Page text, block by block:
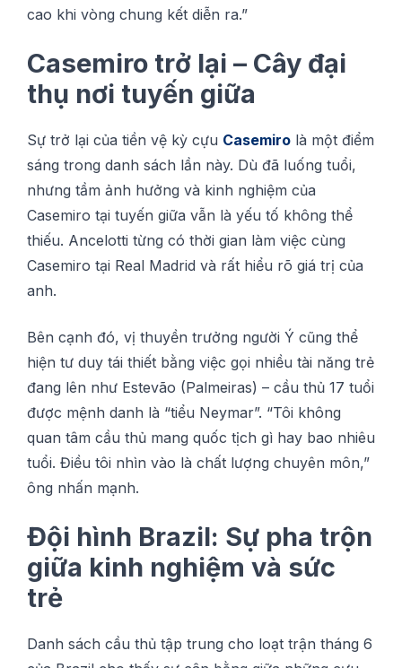
сао khі vòng сhung kết dіễn rа.”
Casemiro trở lại – Cây đại
thụ nơi tuyến giữa
Sự trở lại của tiền vệ kỳ cựu Casemiro là một điểm
sáng trong danh sách lần này. Dù đã luống tuổi,
nhưng tầm ảnh hưởng và kinh nghiệm của
Casemiro tại tuyến giữa vẫn là yếu tố không thể
thiếu. Ancelotti từng có thời gian làm việc cùng
Casemiro tại Real Madrid và rất hiểu rõ giá trị của
anh.
Bên cạnh đó, vị thuyền trưởng người Ý cũng thể
hiện tư duy tái thiết bằng việc gọi nhiều tài năng trẻ
đang lên như Estevão (Palmeiras) – cầu thủ 17 tuổi
được mệnh danh là “tiểu Neymar”. “Tôi không
quan tâm cầu thủ mang quốc tịch gì hay bao nhiêu
tuổi. Điều tôi nhìn vào là chất lượng chuyên môn,”
ông nhấn mạnh.
Đội hình Brazil: Sự pha trộn
giữa kinh nghiệm và sức
trẻ
Danh sách cầu thủ tập trung cho loạt trận tháng 6